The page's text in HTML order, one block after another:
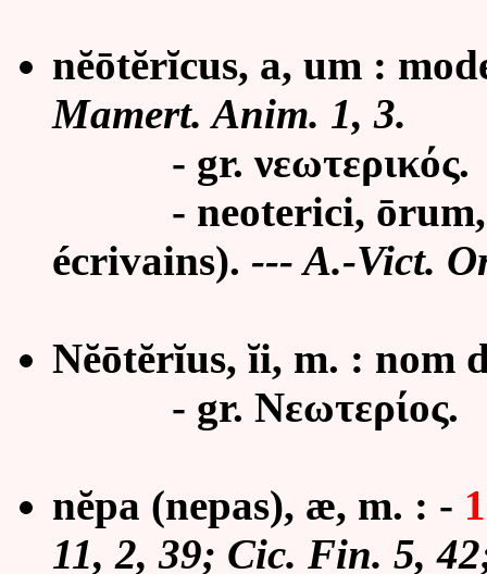
nĕōtĕrĭcus, a, um :
Mamert. Anim. 1, 3.
- gr. νεωτερικός.
- neoterici, ōrum,
écrivains). --- A.-Vict.
Nĕōtĕrĭus, ĭi, m. : nom
- gr. Νεωτερίος.
nĕpa (nepas), æ, m. : - 1
11, 2, 39; Cic. Fin. 5,